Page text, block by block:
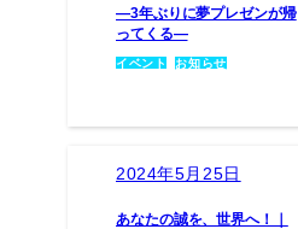
―3年ぶりに夢プレゼンが帰
ってくる―
イベント , お知らせ
2024年5月25日
あなたの誠を、世界へ！｜